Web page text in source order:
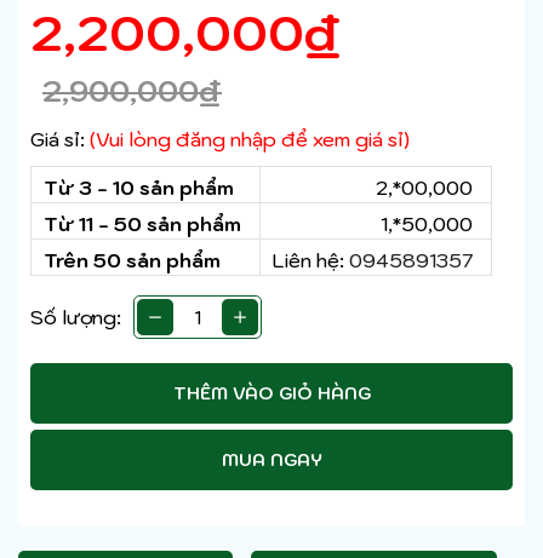
2,200,000₫
2,900,000₫
Giá sỉ: (Vui lòng đăng nhập để xem giá sỉ)
Từ 3 - 10 sản phẩm
2,*00,000
Từ 11 - 50 sản phẩm
1,*50,000
Trên 50 sản phẩm
Liên hệ: 0945891357
Số lượng:
THÊM VÀO GIỎ HÀNG
MUA NGAY